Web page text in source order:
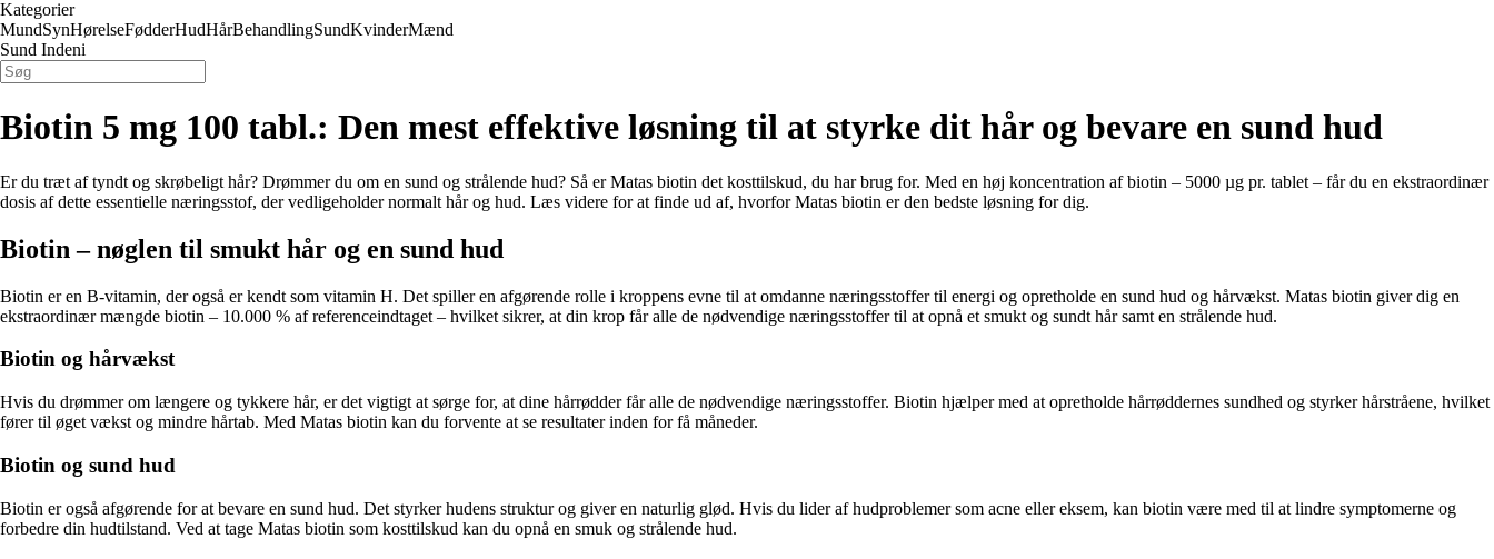
Kategorier
MundSynHørelseFødderHudHårBehandlingSundKvinderMænd
Sund Indeni
Biotin 5 mg 100 tabl.: Den mest effektive løsning til at styrke dit hår og bevare en sund hud
Er du træt af tyndt og skrøbeligt hår? Drømmer du om en sund og strålende hud? Så er Matas biotin det kosttilskud, du har brug for. Med en høj koncentration af biotin – 5000 µg pr. tablet – får du en ekstraordinær
dosis af dette essentielle næringsstof, der vedligeholder normalt hår og hud. Læs videre for at finde ud af, hvorfor Matas biotin er den bedste løsning for dig.
Biotin – nøglen til smukt hår og en sund hud
Biotin er en B-vitamin, der også er kendt som vitamin H. Det spiller en afgørende rolle i kroppens evne til at omdanne næringsstoffer til energi og opretholde en sund hud og hårvækst. Matas biotin giver dig en
ekstraordinær mængde biotin – 10.000 % af referenceindtaget – hvilket sikrer, at din krop får alle de nødvendige næringsstoffer til at opnå et smukt og sundt hår samt en strålende hud.
Biotin og hårvækst
Hvis du drømmer om længere og tykkere hår, er det vigtigt at sørge for, at dine hårrødder får alle de nødvendige næringsstoffer. Biotin hjælper med at opretholde hårrøddernes sundhed og styrker hårstråene, hvilket
fører til øget vækst og mindre hårtab. Med Matas biotin kan du forvente at se resultater inden for få måneder.
Biotin og sund hud
Biotin er også afgørende for at bevare en sund hud. Det styrker hudens struktur og giver en naturlig glød. Hvis du lider af hudproblemer som acne eller eksem, kan biotin være med til at lindre symptomerne og
forbedre din hudtilstand. Ved at tage Matas biotin som kosttilskud kan du opnå en smuk og strålende hud.